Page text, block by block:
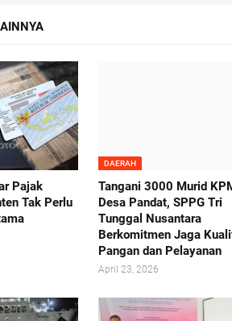
Pajak
Tak Perlu
DAERAH
Tangani 3000 Murid
Desa Pandat, SPPG Tri
Tunggal Nusantara
Berkomitmen Jaga
Pangan dan Pelayanan
April 23, 2026